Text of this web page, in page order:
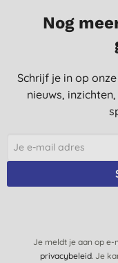
Dus meerdere keren
wassen.
Mooie en praktische
Perfect voor de hand
Nog
Schrijf je in op
nieuws,
Je meldt je aan op e-
privacybeleid. Je